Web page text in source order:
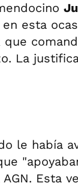
esta
La
le había
Esta